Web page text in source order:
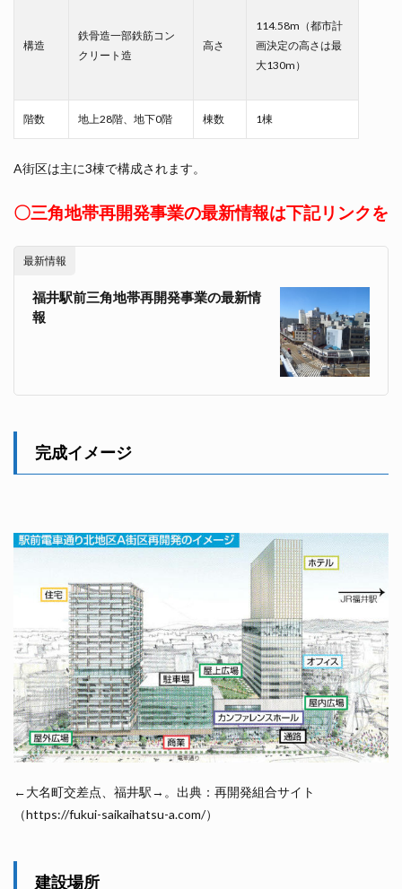
構造
鉄骨造一部鉄筋コン
クリート造
高さ
114.58m（都市計
画決定の高さは最
大130m）
階数 地上28階、地下0階 棟数 1棟
A街区は主に3棟で構成されます。
〇三角地帯再開発事業の最新情報は下記リンクを
最新情報
福井駅前三角地帯再開発事業の最新情
報
完成イメージ
←大名町交差点、福井駅→。出典：再開発組合サイト
（https://fukui-saikaihatsu-a.com/）
建設場所